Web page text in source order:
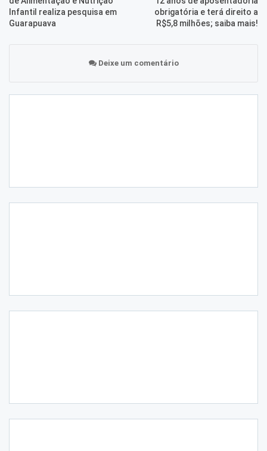
Infantil realiza pesquisa em
Guarapuava
obrigatória e terá direito a
R$5,8 milhões; saiba mais!
Deixe um comentário